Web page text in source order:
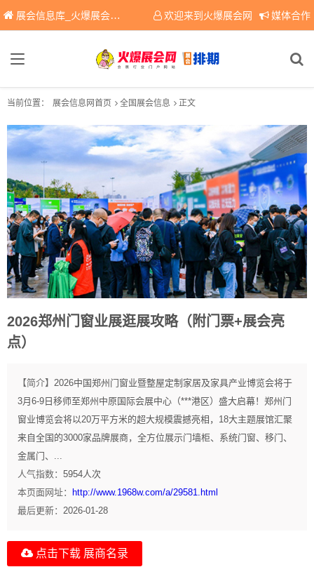
展会信息库_火爆展会网免费展会信息查询平台，提供专业会展服务！ 欢迎来到火爆展会网 媒体合作
当前位置： 展会信息网首页 全国展会信息 正文
2026郑州门窗业展逛展攻略（附门票+展会亮
点）
【简介】 2026中国郑州门窗业暨整屋定制家居及家具产业博览会将于
3月6-9日移师至郑州中原国际会展中心（***港区）盛大启幕！郑州门
窗业博览会将以20万平方米的超大规模震撼亮相，18大主题展馆汇聚
来自全国的3000家品牌展商，全方位展示门墙柜、系统门窗、移门、
金属门、...
人气指数： 5954人次
本页面网址：
http://www.1968w.com/a/29581.html
最后更新： 2026-01-28
点击下载 展商名录